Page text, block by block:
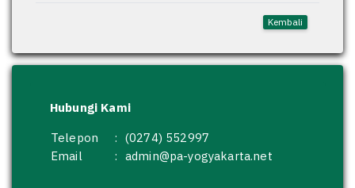
Kembali
Hubungi Kami
Telepon
: (0274) 552997
Email
: admin@pa-yogyakarta.net